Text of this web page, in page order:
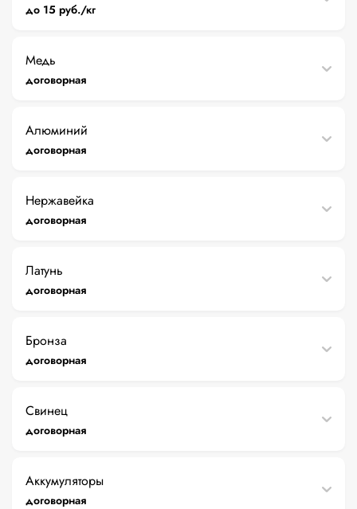
до 15 руб./кг
Медь
договорная
Алюминий
договорная
Нержавейка
договорная
Латунь
договорная
Бронза
договорная
Свинец
договорная
Аккумуляторы
договорная